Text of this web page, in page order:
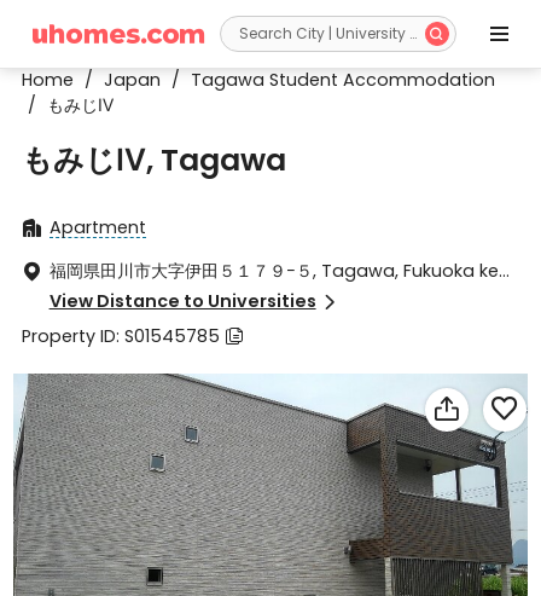
 
Home / Japan / Tagawa Student Accommodation
/ もみじⅣ
もみじⅣ, Tagawa
 Apartment
 福岡県田川市大字伊田５１７９−５, Tagawa, Fukuoka ken
825-0002
View Distance to Universities 
Property ID: S01545785 
 